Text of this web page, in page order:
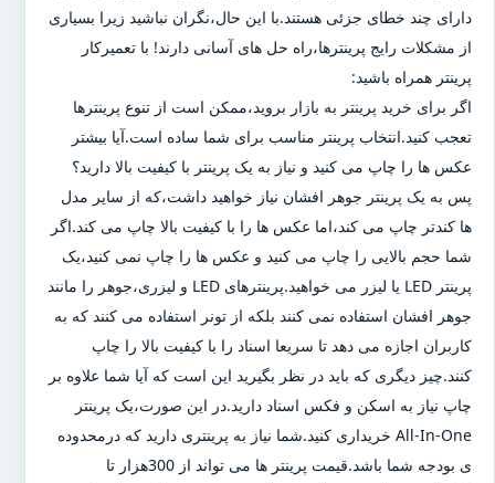
دارای چند خطای جزئی هستند.با این حال،نگران نباشید زیرا بسیاری
از مشکلات رایج پرینترها،راه حل های آسانی دارند! با تعمیرکار
پرینتر همراه باشید:
اگر برای خرید پرینتر به بازار بروید،ممکن است از تنوع پرینترها
تعجب کنید.انتخاب پرینتر مناسب برای شما ساده است.آیا بیشتر
عکس ها را چاپ می کنید و نیاز به یک پرینتر با کیفیت بالا دارید؟
پس به یک پرینتر جوهر افشان نیاز خواهید داشت،که از سایر مدل
ها کندتر چاپ می کند،اما عکس ها را با کیفیت بالا چاپ می کند.اگر
شما حجم بالایی را چاپ می کنید و عکس ها را چاپ نمی کنید،یک
پرینتر LED یا لیزر می خواهید.پرینترهای LED و لیزری،جوهر را مانند
جوهر افشان استفاده نمی کنند بلکه از تونر استفاده می کنند که به
کاربران اجازه می دهد تا سریعا اسناد را با کیفیت بالا را چاپ
کنند.چیز دیگری که باید در نظر بگیرید این است که آیا شما علاوه بر
چاپ نیاز به اسکن و فکس اسناد دارید.در این صورت،یک پرینتر
All-In-One خریداری کنید.شما نیاز به پرینتری دارید که درمحدوده
ی بودجه شما باشد.قیمت پرینتر ها می تواند از 300هزار تا